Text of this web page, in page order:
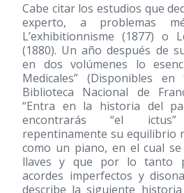
Cabe citar los estudios que
experto, a problemas
L’exhibitionnisme (1877) o
(1880). Un año después de
en dos volúmenes lo
Medicales” (Disponibles
Biblioteca Nacional de
“Entra en la historia del
encontrarás “el
repentinamente su equilibrio
como un piano, en el cual
llaves y que por lo tanto
acordes imperfectos y
describe la siguiente